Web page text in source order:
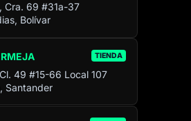
Cra. 69 #31a-37
Bolívar
TIENDA
49 #15-66 Local 107
Santander